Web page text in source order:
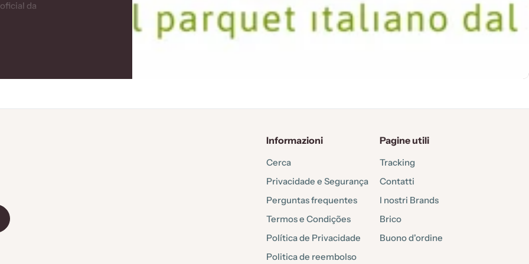
da
de
de
Informazioni
Cerca
Privacidade e Segurança
Perguntas frequentes
Termos e Condições
Política de Privacidade
Politica de reembolso
Pagine utili
Tracking
Contatti
I nostri Brands
Brico
Buono d'ordine